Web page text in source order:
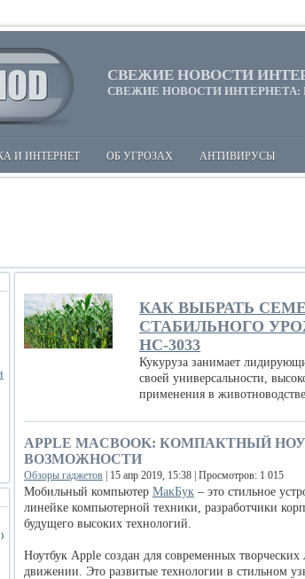
СВЕЖИЕ НОВОСТИ
СВЕЖИЕ НОВОСТИ
И ИНТЕРНЕТ ОБ УГРОЗАХ АНТИВИРУСЫ
КАК ВЫБРАТЬ
СТАБИЛЬНОГО
НС-3033
Кукуруза занимает
своей универсальности,
применения в
APPLE MACBOOK: КОМПАКТНЫЙ
ВОЗМОЖНОСТИ
Обзоры гаджетов | 15 апр 2019, 15:38 | Просмотров: 1 015
Мобильный компьютер МакБук – это стильное
линейке компьютерной техники, разработчики
будущего высоких технологий.
Ноутбук Apple создан для современных
движении. Это развитые технологии в стильном